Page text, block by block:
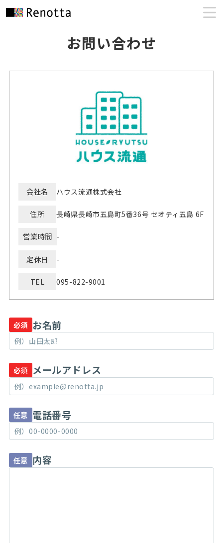
お問い合わせ
会社名 ハウス流通株式会社
住所 長崎県長崎市五島町5番36号 セオティ五島 6F
営業時間 -
定休日 -
TEL 095-822-9001
必須 お名前
必須 メールアドレス
任意 電話番号
任意 内容